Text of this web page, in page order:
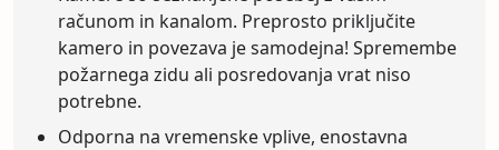
računom in kanalom. Preprosto priključite
kamero in povezava je samodejna! Spremembe
požarnega zidu ali posredovanja vrat niso
potrebne.
Odporna na vremenske vplive, enostavna